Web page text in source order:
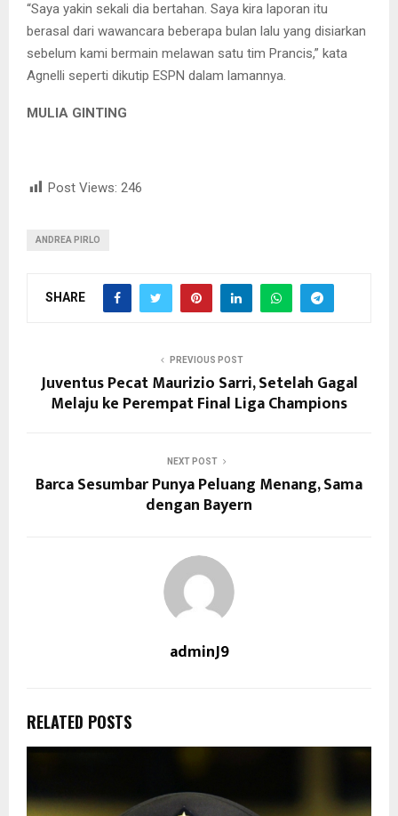
“Saya yakin sekali dia bertahan. Saya kira laporan itu
berasal dari wawancara beberapa bulan lalu yang disiarkan
sebelum kami bermain melawan satu tim Prancis,” kata
Agnelli seperti dikutip ESPN dalam lamannya.
MULIA GINTING
Post Views: 246
ANDREA PIRLO
SHARE
PREVIOUS POST
Juventus Pecat Maurizio Sarri, Setelah Gagal
Melaju ke Perempat Final Liga Champions
NEXT POST
Barca Sesumbar Punya Peluang Menang, Sama
dengan Bayern
adminJ9
RELATED POSTS